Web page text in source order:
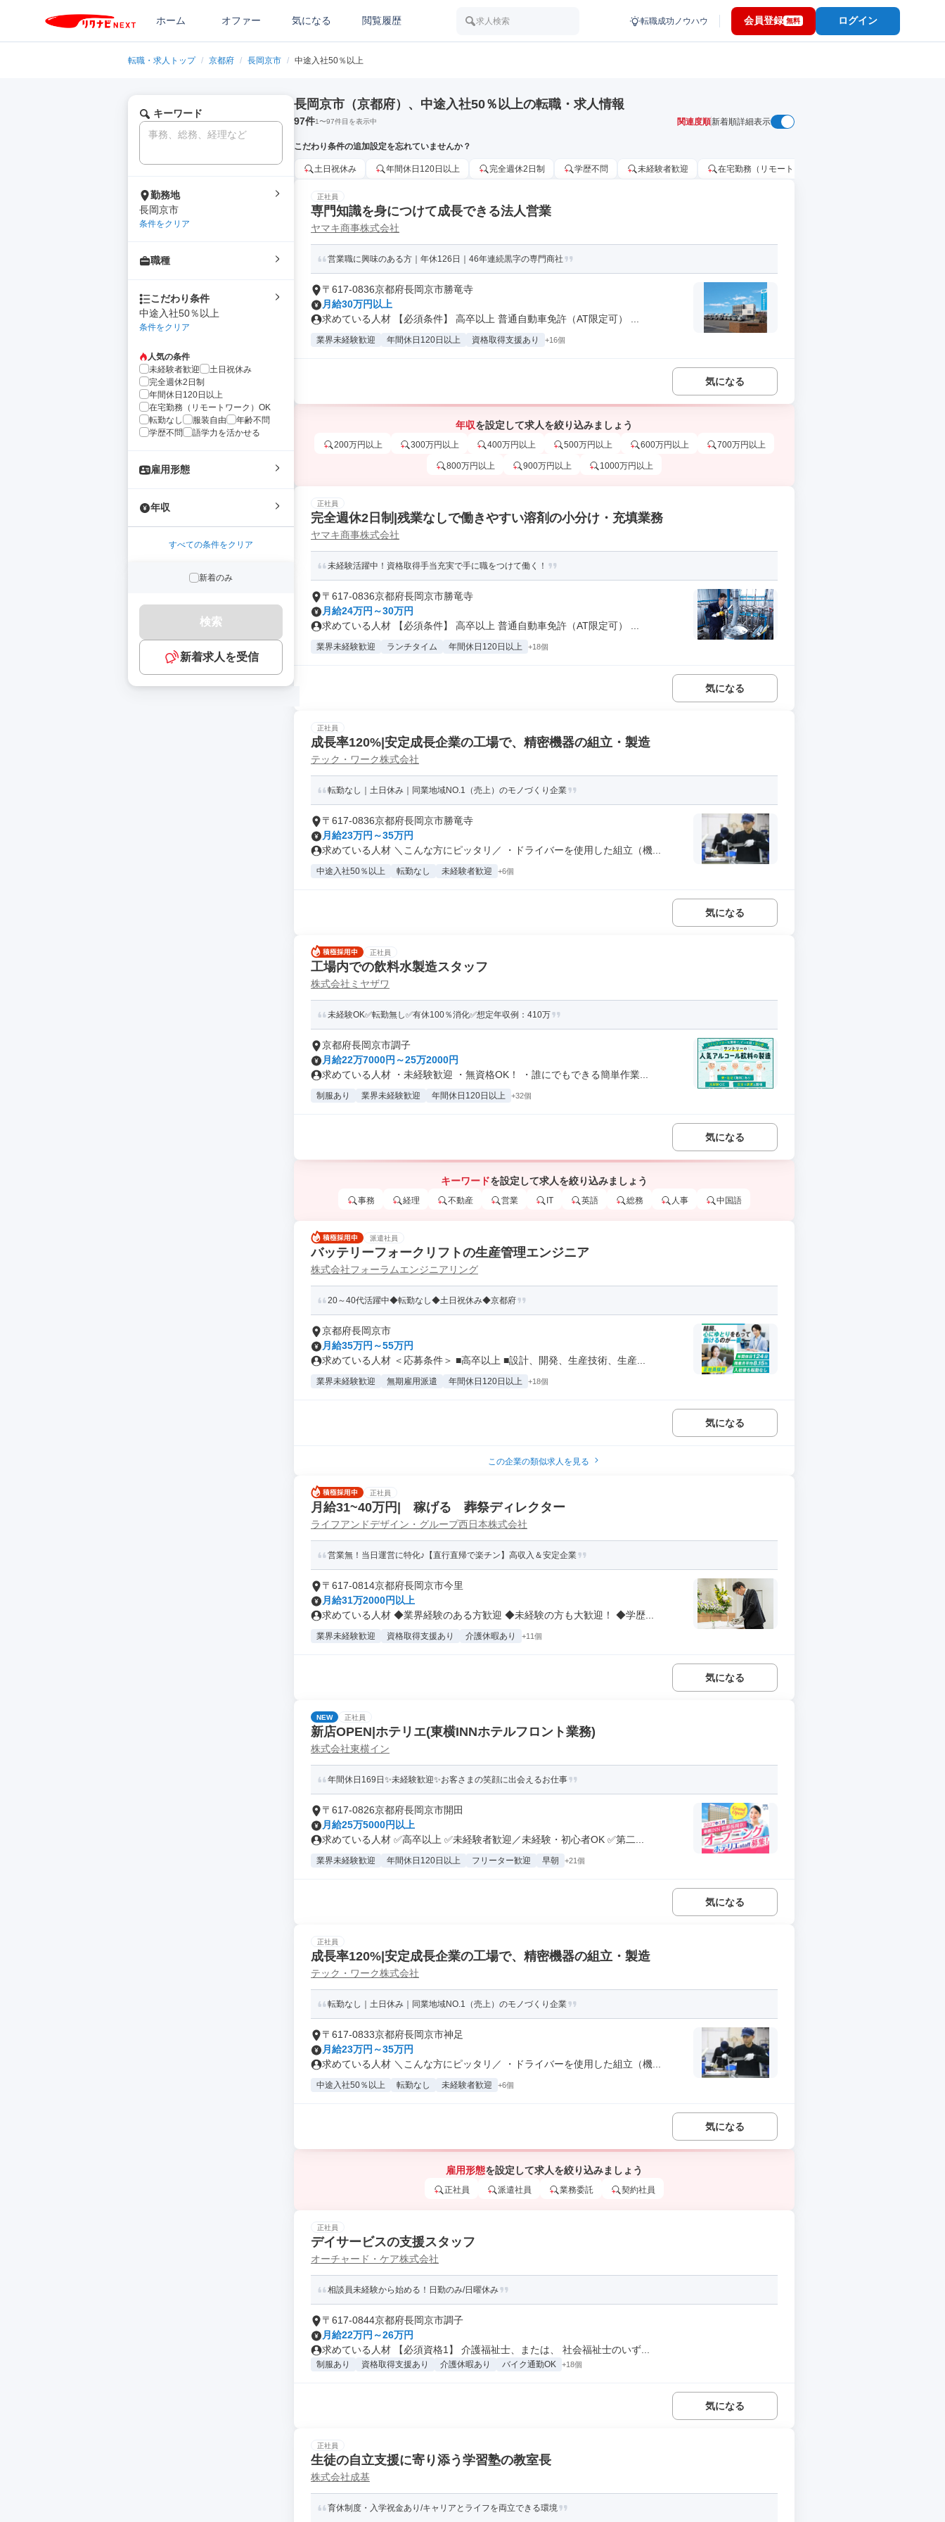
ホーム オファー 気になる 閲覧履歴 求人検索 転職成功ノウハウ 会員登録 無料 ログイン
転職・求人トップ / 京都府 / 長岡京市 / 中途入社50％以上
キーワード
勤務地
長岡京市
条件をクリア
職種
こだわり条件
中途入社50％以上
条件をクリア
人気の条件
未経験者歓迎
土日祝休み
完全週休2日制
年間休日120日以上
在宅勤務（リモートワーク）OK
転勤なし
服装自由
年齢不問
学歴不問
語学力を活かせる
雇用形態
年収
すべての条件をクリア
新着のみ
検索
新着求人を受信
長岡京市（京都府）、中途入社50％以上の転職・求人情報
97件1〜97件目を表示中 関連度順新着順詳細表示
こだわり条件の追加設定を忘れていませんか？
土日祝休み 年間休日120日以上 完全週休2日制 学歴不問 未経験者歓迎 在宅勤務（リモートワーク）OK
正社員
専門知識を身につけて成長できる法人営業
ヤマキ商事株式会社
営業職に興味のある方｜年休126日｜46年連続黒字の専門商社
〒617-0836京都府長岡京市勝竜寺
月給30万円以上
求めている人材 【必須条件】 ⾼卒以上 普通⾃動⾞免許（AT限定可） ...
業界未経験歓迎 年間休日120日以上 資格取得支援あり +16個
気になる
年収を設定して求人を絞り込みましょう
200万円以上 300万円以上 400万円以上 500万円以上 600万円以上 700万円以上
800万円以上 900万円以上 1000万円以上
正社員
完全週休2日制|残業なしで働きやすい溶剤の小分け・充填業務
ヤマキ商事株式会社
未経験活躍中！資格取得手当充実で手に職をつけて働く！
〒617-0836京都府長岡京市勝竜寺
月給24万円～30万円
求めている人材 【必須条件】 高卒以上 普通自動車免許（AT限定可） ...
業界未経験歓迎 ランチタイム 年間休日120日以上 +18個
気になる
正社員
成長率120%|安定成長企業の工場で、精密機器の組立・製造
テック・ワーク株式会社
転勤なし｜土日休み｜同業地域NO.1（売上）のモノづくり企業
〒617-0836京都府長岡京市勝竜寺
月給23万円～35万円
求めている人材 ＼こんな方にピッタリ／ ・ドライバーを使用した組立（機...
中途入社50％以上 転勤なし 未経験者歓迎 +6個
気になる
正社員
工場内での飲料水製造スタッフ
株式会社ミヤザワ
未経験OK✅転勤無し✅有休100％消化✅想定年収例：410万
京都府長岡京市調子
月給22万7000円～25万2000円
求めている人材 ・未経験歓迎 ・無資格OK！ ・誰にでもできる簡単作業...
制服あり 業界未経験歓迎 年間休日120日以上 +32個
気になる
キーワードを設定して求人を絞り込みましょう
事務 経理 不動産 営業 IT 英語 総務 人事 中国語
派遣社員
バッテリーフォークリフトの生産管理エンジニア
株式会社フォーラムエンジニアリング
20～40代活躍中◆転勤なし◆土日祝休み◆京都府
京都府長岡京市
月給35万円～55万円
求めている人材 ＜応募条件＞ ■高卒以上 ■設計、開発、生産技術、生産...
業界未経験歓迎 無期雇用派遣 年間休日120日以上 +18個
気になる
この企業の類似求人を見る
正社員
月給31~40万円| 稼げる 葬祭ディレクター
ライフアンドデザイン・グループ西日本株式会社
営業無！当日運営に特化♪【直行直帰で楽チン】高収入＆安定企業
〒617-0814京都府長岡京市今里
月給31万2000円以上
求めている人材 ◆業界経験のある方歓迎 ◆未経験の方も大歓迎！ ◆学歴...
業界未経験歓迎 資格取得支援あり 介護休暇あり +11個
気になる
NEW 正社員
新店OPEN|ホテリエ(東横INNホテルフロント業務)
株式会社東横イン
年間休日169日✨未経験歓迎✨お客さまの笑顔に出会えるお仕事
〒617-0826京都府長岡京市開田
月給25万5000円以上
求めている人材 ✅高卒以上 ✅未経験者歓迎／未経験・初心者OK ✅第二...
業界未経験歓迎 年間休日120日以上 フリーター歓迎 早朝 +21個
気になる
正社員
成長率120%|安定成長企業の工場で、精密機器の組立・製造
テック・ワーク株式会社
転勤なし｜土日休み｜同業地域NO.1（売上）のモノづくり企業
〒617-0833京都府長岡京市神足
月給23万円～35万円
求めている人材 ＼こんな方にピッタリ／ ・ドライバーを使用した組立（機...
中途入社50％以上 転勤なし 未経験者歓迎 +6個
気になる
雇用形態を設定して求人を絞り込みましょう
正社員 派遣社員 業務委託 契約社員
正社員
デイサービスの支援スタッフ
オーチャード・ケア株式会社
相談員未経験から始める！日勤のみ/日曜休み
〒617-0844京都府長岡京市調子
月給22万円～26万円
求めている人材 【必須資格1】 介護福祉士、または、 社会福祉士のいず...
制服あり 資格取得支援あり 介護休暇あり バイク通勤OK +18個
気になる
正社員
生徒の自立支援に寄り添う学習塾の教室長
株式会社成基
育休制度・入学祝金あり/キャリアとライフを両立できる環境